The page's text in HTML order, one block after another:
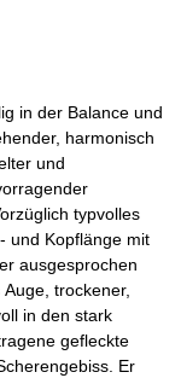
in der Balance und
harmonisch
und
typvolles
und Kopflänge mit
ausgesprochen
trockener,
in den stark
gefleckte
Er